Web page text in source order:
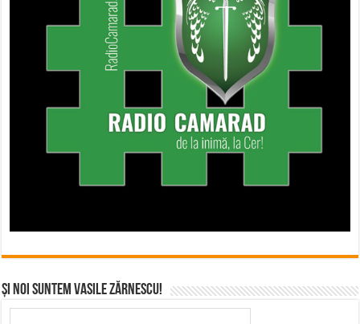
Și noi suntem Vasile Zărnescu!